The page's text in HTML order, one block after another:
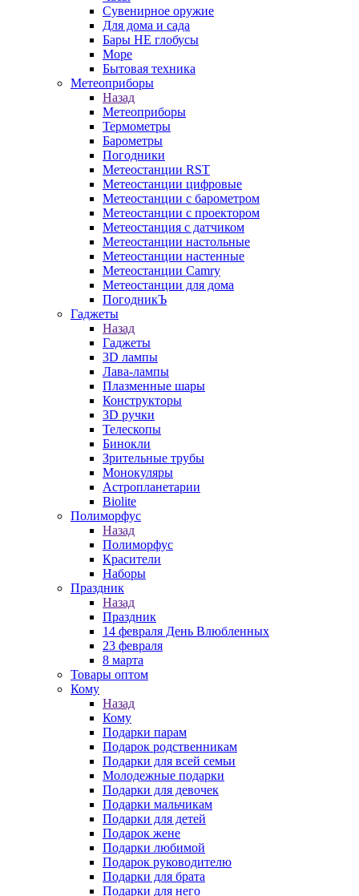
Сувенирное оружие
Для дома и сада
Бары НЕ глобусы
Море
Бытовая техника
Метеоприборы
Назад
Метеоприборы
Термометры
Барометры
Погодники
Метеостанции RST
Метеостанции цифровые
Метеостанции с барометром
Метеостанции с проектором
Метеостанция с датчиком
Метеостанции настольные
Метеостанции настенные
Метеостанции Camry
Метеостанции для дома
ПогодникЪ
Гаджеты
Назад
Гаджеты
3D лампы
Лава-лампы
Плазменные шары
Конструкторы
3D ручки
Телескопы
Бинокли
Зрительные трубы
Монокуляры
Астропланетарии
Biolite
Полиморфус
Назад
Полиморфус
Красители
Наборы
Праздник
Назад
Праздник
14 февраля День Влюбленных
23 февраля
8 марта
Товары оптом
Кому
Назад
Кому
Подарки парам
Подарок родственникам
Подарки для всей семьи
Молодежные подарки
Подарки для девочек
Подарки мальчикам
Подарки для детей
Подарок жене
Подарки любимой
Подарок руководителю
Подарки для брата
Подарки для него